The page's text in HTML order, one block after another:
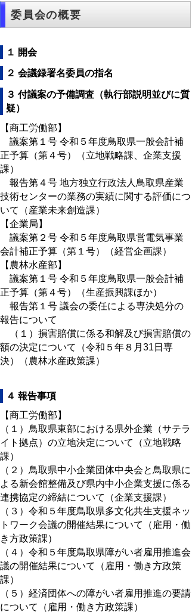
委員会の概要
１ 開会
２ 会議録署名委員の指名
３ 付議案の予備調査（執行部説明並びに質
疑）
【商工労働部】
議案第１号 令和５年度鳥取県一般会計補
正予算（第４号）（立地戦略課、企業支援
課）
報告第４号 地方独立行政法人鳥取県産業
技術センターの業務の実績に関する評価につ
いて（産業未来創造課）
【企業局】
議案第２号 令和５年度鳥取県営電気事業
会計補正予算（第１号）（経営企画課）
【農林水産部】
議案第１号 令和５年度鳥取県一般会計補
正予算（第４号）（生産振興課ほか）
報告第１号 議会の委任による専決処分の
報告について
（１）損害賠償に係る和解及び損害賠償の
額の決定について（令和５年８月31日専
決）（農林水産政策課）
４ 報告事項
【商工労働部】
（１）鳥取県東部における県外企業（サテラ
イト拠点）の立地決定について（立地戦略
課）
（２）鳥取県中小企業団体中央会と鳥取県に
よる新会館整備及び県内中小企業支援に係る
連携協定の締結について（企業支援課）
（３）令和５年度鳥取県多文化共生支援ネッ
トワーク会議の開催結果について（雇用・働
き方政策課）
（４）令和５年度鳥取県障がい者雇用推進会
議の開催結果について（雇用・働き方政策
課）
（５）経済団体への障がい者雇用推進の要請
について（雇用・働き方政策課）